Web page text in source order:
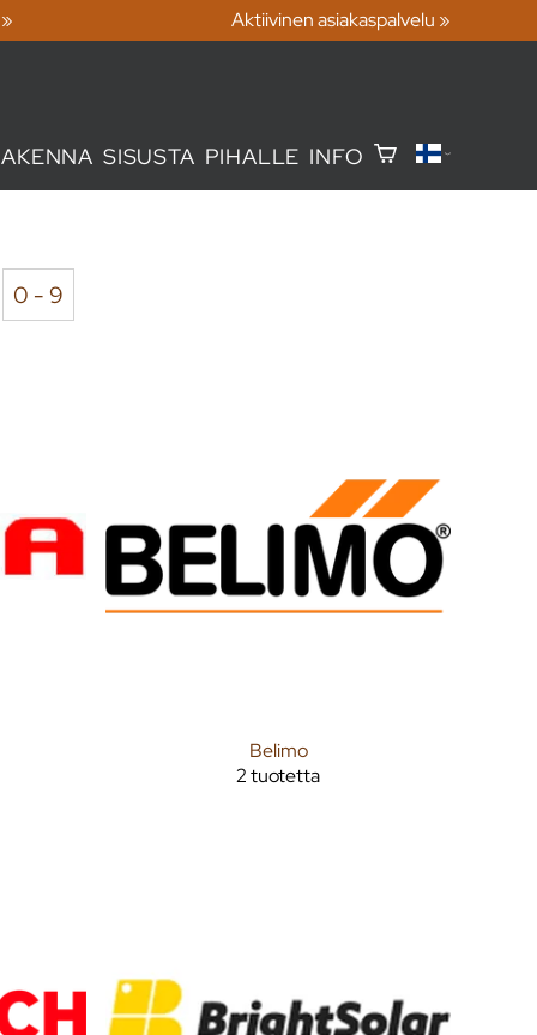
Aktiivinen asiakaspalvelu »
SISUSTA PIHALLE INFO
0 - 9
Belimo
2 tuotetta